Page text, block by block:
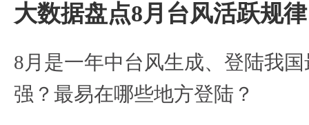
大数据盘点8月台风活跃规律
8月是一年中台风生成、登陆我
强？最易在哪些地方登陆？